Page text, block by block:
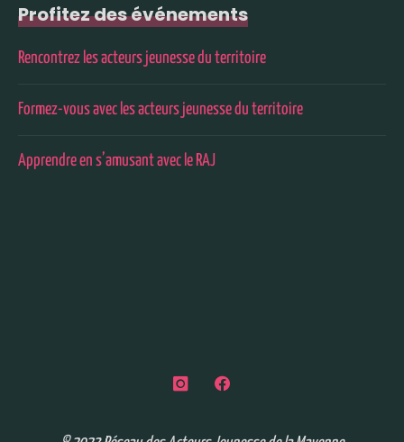
Profitez des événements
Rencontrez les acteurs jeunesse du territoire
Formez-vous avec les acteurs jeunesse du territoire
Apprendre en s’amusant avec le RAJ